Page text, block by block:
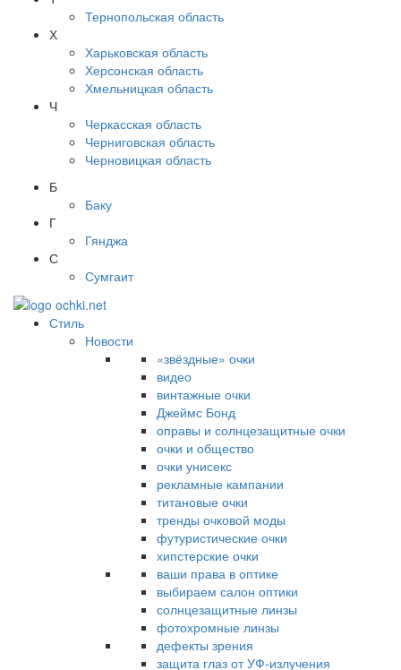
Тернопольская область
Х
Харьковская область
Херсонская область
Хмельницкая область
Ч
Черкасская область
Черниговская область
Черновицкая область
Б
Баку
Г
Гянджа
С
Сумгаит
Стиль
Новости
«звёздные» очки
видео
винтажные очки
Джеймс Бонд
оправы и солнцезащитные очки
очки и общество
очки унисекс
рекламные кампании
титановые очки
тренды очковой моды
футуристические очки
хипстерские очки
ваши права в оптике
выбираем салон оптики
солнцезащитные линзы
фотохромные линзы
дефекты зрения
защита глаз от УФ-излучения